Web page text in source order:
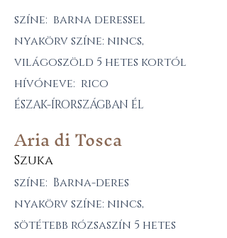
színe: barna deressel
nyakörv színe: nincs,
világoszöld 5 hetes kortól
hívóneve: rico
ÉSZAK-ÍRORSZÁGBAN ÉL
Aria di Tosca
Szuka
színe: Barna-deres
nyakörv színe: nincs,
sötétebb rózsaszín 5 hetes